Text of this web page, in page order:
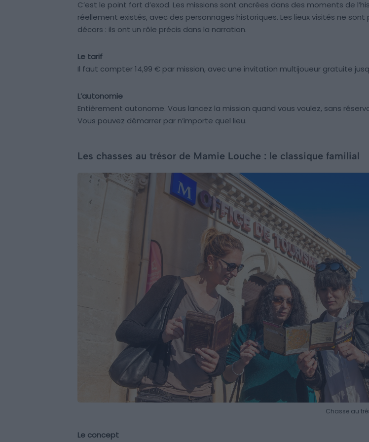
C’est le point fort d’exod. Les missions sont ancrées dans des moments de
réellement existés, avec des personnages historiques. Les lieux visités ne sont
décors : ils ont un rôle précis dans la narration.
Le tarif
Il faut compter 14,99 € par mission, avec une invitation multijoueur gratuite
L’autonomie
Entièrement autonome. Vous lancez la mission quand vous voulez, sans
Vous pouvez démarrer par n’importe quel lieu.
Les chasses au trésor de Mamie Louche : le classique familial
Chasse au
Le concept